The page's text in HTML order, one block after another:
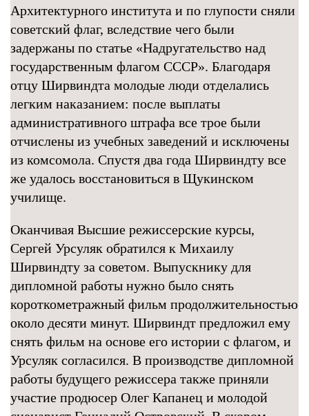
Архитектурного института и по глупости сняли
советский флаг, вследствие чего были
задержаны по статье «Надругательство над
государственным флагом СССР». Благодаря
отцу Ширвиндта молодые люди отделались
легким наказанием: после выплаты
административного штрафа все трое были
отчислены из учебных заведений и исключены
из комсомола. Спустя два года Ширвиндту все
же удалось восстановиться в Щукинском
училище.
Оканчивая Высшие режиссерские курсы,
Сергей Урсуляк обратился к Михаилу
Ширвиндту за советом. Выпускнику для
дипломной работы нужно было снять
короткометражный фильм продолжительностью
около десяти минут. Ширвиндт предложил ему
снять фильм на основе его истории с флагом, и
Урсуляк согласился. В производстве дипломной
работы будущего режиссера также приняли
участие продюсер Олег Капанец и молодой